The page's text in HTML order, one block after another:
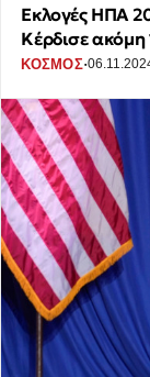
Εκλογές ΗΠΑ
Κέρδισε ακόμη
ΚΟΣΜΟΣ·